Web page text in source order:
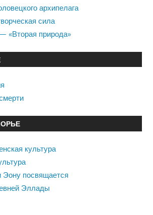
архипелага
сила
«Вторая природа»
культура
Эону посвящается
Эллады